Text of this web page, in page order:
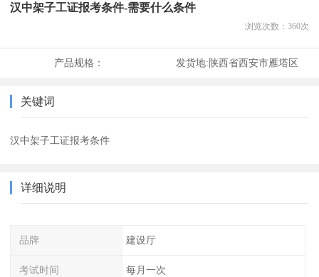
汉中架子工证报考条件-需要什么条件
浏览次数： 360次
产品规格： 发货地:陕西省西安市雁塔区
关键词
汉中架子工证报考条件
详细说明
品牌 建设厅
考试时间 每月一次